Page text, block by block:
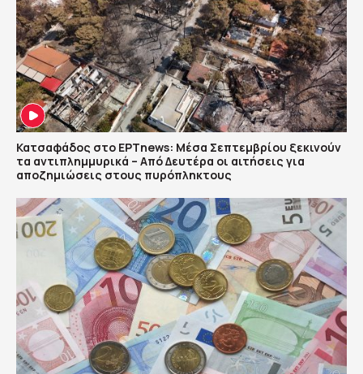
Κατσαφάδος στο ΕΡΤnews: Μέσα Σεπτεμβρίου ξεκινούν
τα αντιπλημμυρικά – Από Δευτέρα οι αιτήσεις για
αποζημιώσεις στους πυρόπληκτους